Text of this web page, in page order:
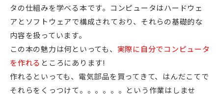
タの仕組みを学べる本です。コンピュータはハードウェ
アとソフトウェアで構成されており、それらの基礎的な
内容を扱っています。
この本の魅力は何といっても、 実際に自分でコンピュータ
を作れる ところにあります!
作れるといっても、電気部品を買ってきて、はんだこてで
それらをくっつけて。。。。。。という作業はしませ